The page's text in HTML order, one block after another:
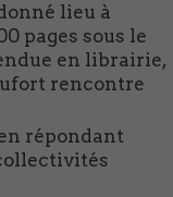
lieu à
pages sous le
en librairie,
rencontre
répondant